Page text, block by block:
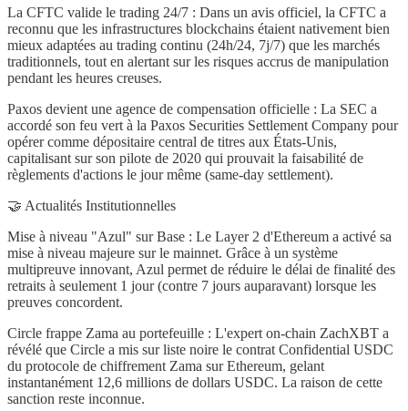
La CFTC valide le trading 24/7 : Dans un avis officiel, la CFTC a
reconnu que les infrastructures blockchains étaient nativement bien
mieux adaptées au trading continu (24h/24, 7j/7) que les marchés
traditionnels, tout en alertant sur les risques accrus de manipulation
pendant les heures creuses.
Paxos devient une agence de compensation officielle : La SEC a
accordé son feu vert à la Paxos Securities Settlement Company pour
opérer comme dépositaire central de titres aux États-Unis,
capitalisant sur son pilote de 2020 qui prouvait la faisabilité de
règlements d'actions le jour même (same-day settlement).
🤝 Actualités Institutionnelles
Mise à niveau "Azul" sur Base : Le Layer 2 d'Ethereum a activé sa
mise à niveau majeure sur le mainnet. Grâce à un système
multipreuve innovant, Azul permet de réduire le délai de finalité des
retraits à seulement 1 jour (contre 7 jours auparavant) lorsque les
preuves concordent.
Circle frappe Zama au portefeuille : L'expert on-chain ZachXBT a
révélé que Circle a mis sur liste noire le contrat Confidential USDC
du protocole de chiffrement Zama sur Ethereum, gelant
instantanément 12,6 millions de dollars USDC. La raison de cette
sanction reste inconnue.